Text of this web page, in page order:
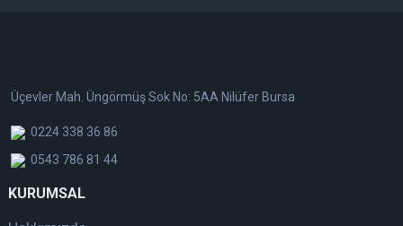
Üçevler Mah. Üngörmüş Sok No: 5AA Nilüfer Bursa
0224 338 36 86
0543 786 81 44
KURUMSAL